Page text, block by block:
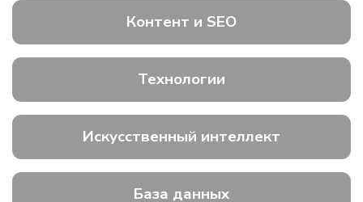
Контент и SEO
Технологии
Искусственный интеллект
База данных